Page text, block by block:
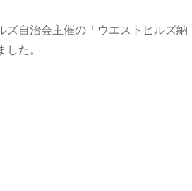
ズ自治会主催の「ウエストヒルズ納
た。